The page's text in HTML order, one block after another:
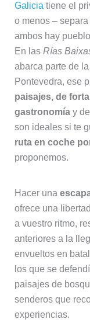
Galicia tiene el
o menos –
ambos hay
En las Rías
abarca parte de
Pontevedra, ese
paisajes, de
gastronomíay de
son ideales si te
ruta en coche
proponemos.
Hacer una
ofrece una
a vuestro ritmo,
anteriores a la
envueltos en
los que se
paisajes de
senderos que
experiencias.